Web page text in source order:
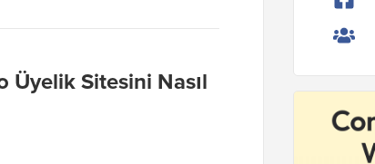
Sitesini Nasıl